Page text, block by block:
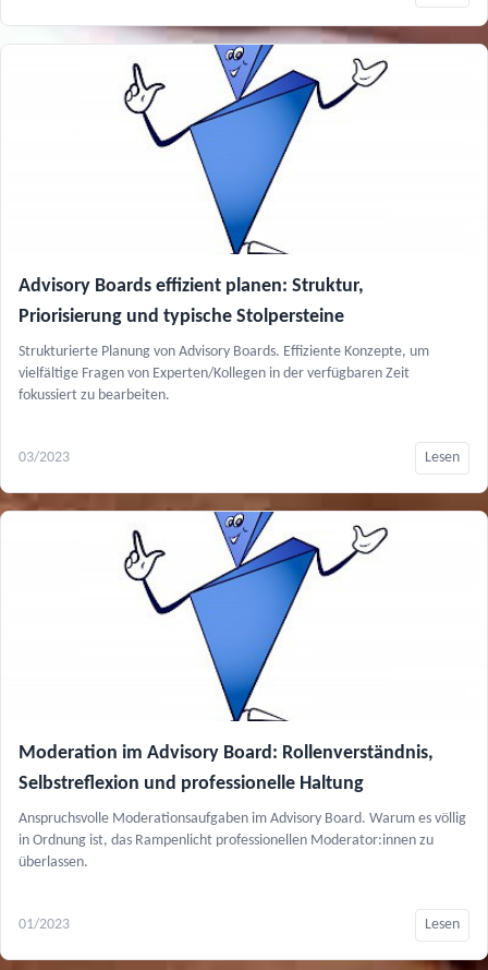
Advisory Boards effizient planen: Struktur,
Priorisierung und typische Stolpersteine
Strukturierte Planung von Advisory Boards. Effiziente Konzepte, um
vielfältige Fragen von Experten/Kollegen in der verfügbaren Zeit
fokussiert zu bearbeiten.
03/2023 Lesen
Moderation im Advisory Board: Rollenverständnis,
Selbstreflexion und professionelle Haltung
Anspruchsvolle Moderationsaufgaben im Advisory Board. Warum es völlig
in Ordnung ist, das Rampenlicht professionellen Moderator:innen zu
überlassen.
01/2023 Lesen